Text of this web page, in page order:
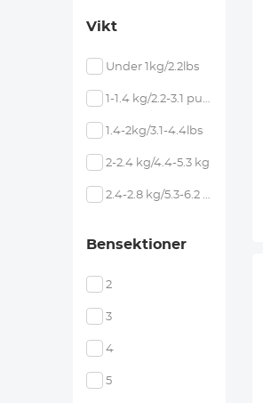
Vikt
Under 1kg/2.2lbs
1-1.4 kg/2.2-3.1 pund
1.4-2kg/3.1-4.4lbs
2-2.4 kg/4.4-5.3 kg
2.4-2.8 kg/5.3-6.2 kg
Bensektioner
2
3
4
5